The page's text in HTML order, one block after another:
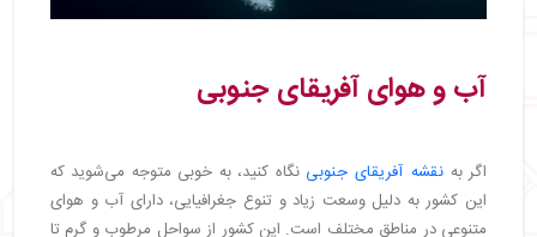
آب و هوای آفریقای جنوبی
اگر به نقشه آفریقای جنوبی نگاه کنید، به خوبی متوجه می‌شوید که
این کشور به دلیل وسعت زیاد و تنوع جغرافیایی، دارای آب و هوای
متنوعی در مناطق مختلف است. این کشور از سواحل مرطوب و گرم تا